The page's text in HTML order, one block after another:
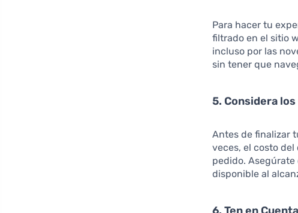
Para hacer tu
filtrado en el sitio
incluso por las
sin tener que
5. Considera
Antes de finalizar
veces, el costo
pedido.
disponible al